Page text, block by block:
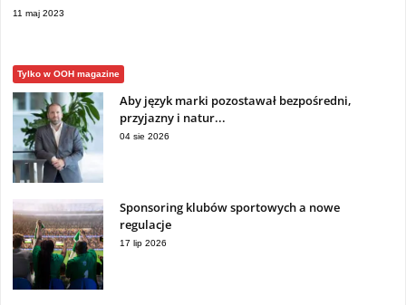
11 maj 2023
Tylko w OOH magazine
Aby język marki pozostawał bezpośredni,
przyjazny i natur...
04 sie 2026
Sponsoring klubów sportowych a nowe
regulacje
17 lip 2026